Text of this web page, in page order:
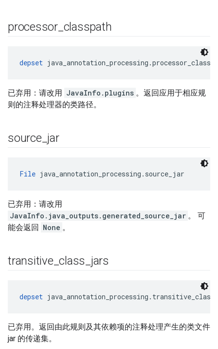
processor_ classpath
depset
已弃用：请改用 JavaInfo.plugins 。返回应用于相应规
则的注释处理器的类路径。
source jar
File java_annotation_processing.source_jar
已弃用：请改用
JavaInfo.java_outputs.generated_source_jar 。 可
能会返回 None 。
transitive _class jars
depset
已弃用。返回由此规则及其依赖项的注释处理产生的类文件
jar 的传递集。